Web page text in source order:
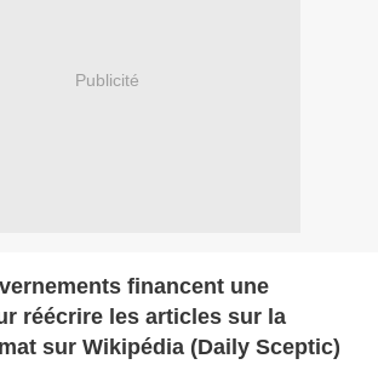
Publicité
financent une
réécrire les articles sur la
sur Wikipédia (Daily Sceptic)